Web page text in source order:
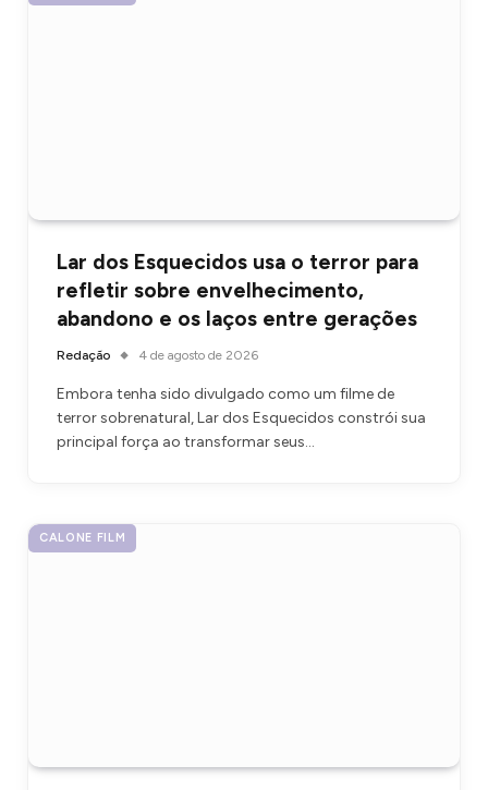
Lar dos Esquecidos usa o terror para
refletir sobre envelhecimento,
abandono e os laços entre gerações
Redação 4 de agosto de 2026
Embora tenha sido divulgado como um filme de
terror sobrenatural, Lar dos Esquecidos constrói sua
principal força ao transformar seus…
CALONE FILM